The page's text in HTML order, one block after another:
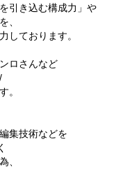
引き込む構成力」や
、
しております。
ロさんなど
。
集技術などを
、